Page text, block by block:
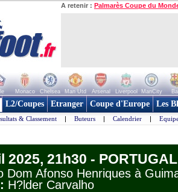
A retenir : Palmarès Coupe du
Monaco Chelsea Man Utd Arsenal Liverpool ManCity
L2/Coupes Etranger Coupe d'Europe Les
& Classement | Buteurs | Calendrier |
2025, 21h30 -
Dom Afonso Henriques à
H?lder Carvalho